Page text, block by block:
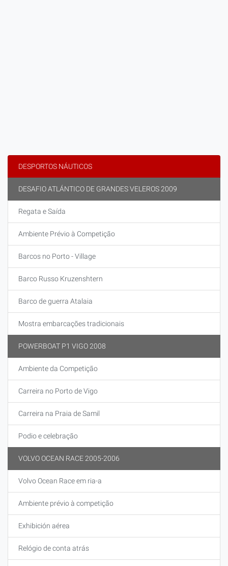
DESPORTOS NÁUTICOS
DESAFIO ATLÁNTICO DE GRANDES VELEROS 2009
Regata e Saída
Ambiente Prévio à Competição
Barcos no Porto - Village
Barco Russo Kruzenshtern
Barco de guerra Atalaia
Mostra embarcações tradicionais
POWERBOAT P1 VIGO 2008
Ambiente da Competição
Carreira no Porto de Vigo
Carreira na Praia de Samil
Podio e celebração
VOLVO OCEAN RACE 2005-2006
Volvo Ocean Race em ria-a
Ambiente prévio à competição
Exhibición aérea
Relógio de conta atrás